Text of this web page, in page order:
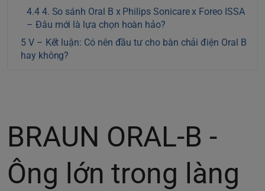
4. So sánh Oral B x Philips Sonicare x Foreo ISSA
– Đâu mới là lựa chọn hoàn hảo?
V – Kết luận: Có nên đầu tư cho bàn chải điện Oral B
hay không?
BRAUN ORAL-B -
Ông lớn trong làng